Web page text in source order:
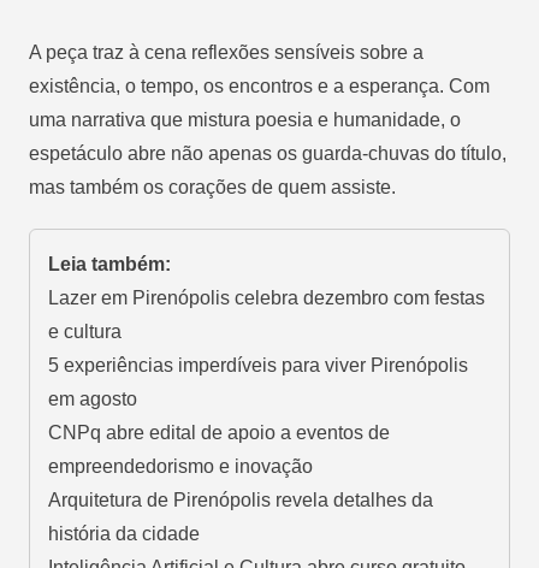
A peça traz à cena reflexões sensíveis sobre a
existência, o tempo, os encontros e a esperança. Com
uma narrativa que mistura poesia e humanidade, o
espetáculo abre não apenas os guarda-chuvas do título,
mas também os corações de quem assiste.
Leia também:
Lazer em Pirenópolis celebra dezembro com festas
e cultura
5 experiências imperdíveis para viver Pirenópolis
em agosto
CNPq abre edital de apoio a eventos de
empreendedorismo e inovação
Arquitetura de Pirenópolis revela detalhes da
história da cidade